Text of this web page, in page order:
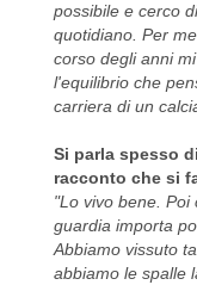
possibile e cerco
quotidiano. Per
corso degli anni
l'equilibrio che
carriera di un
Si parla spesso
racconto che si
"Lo vivo bene.
guardia importa
Abbiamo vissuto
abbiamo le spalle